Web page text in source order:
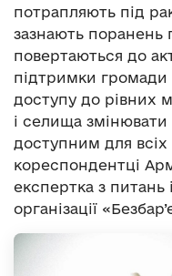
потрапляють під
зазнають поранень
повертаються до
підтримки
доступу до рівних
і селища змінювати
доступним для
кореспондентці
експертка з питань
організації